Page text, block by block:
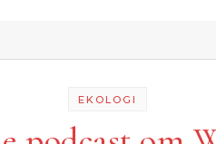
EKOLOGI